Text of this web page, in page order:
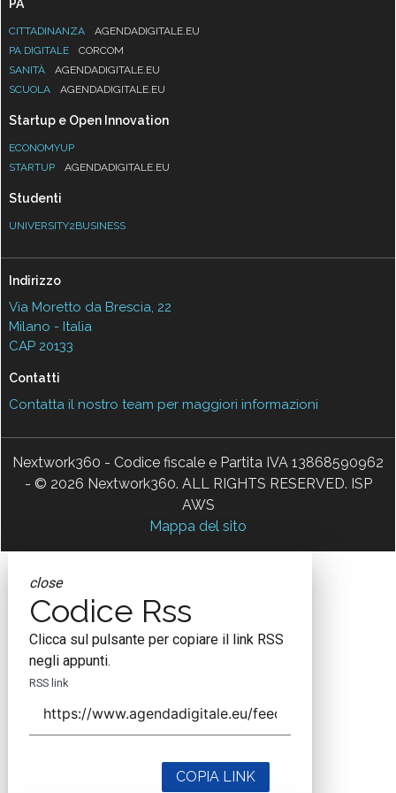
PA
CITTADINANZA
AGENDADIGITALE.EU
PA DIGITALE
CORCOM
SANITÀ
AGENDADIGITALE.EU
SCUOLA
AGENDADIGITALE.EU
Startup e Open Innovation
ECONOMYUP
STARTUP
AGENDADIGITALE.EU
Studenti
UNIVERSITY2BUSINESS
Indirizzo
Via Moretto da Brescia, 22
Milano - Italia
CAP 20133
Contatti
Contatta il nostro team per maggiori informazioni
Nextwork360 - Codice fiscale e Partita IVA 13868590962
- © 2026 Nextwork360. ALL RIGHTS RESERVED. ISP
AWS
Mappa del sito
close
Codice Rss
Clicca sul pulsante per copiare il link RSS
negli appunti.
RSS link
COPIA LINK